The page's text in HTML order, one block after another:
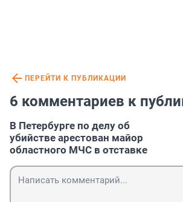
ПЕРЕЙТИ К ПУБЛИКАЦИИ
6 комментариев к
В Петербурге по делу об
убийстве арестован майор
областного МЧС в отставке